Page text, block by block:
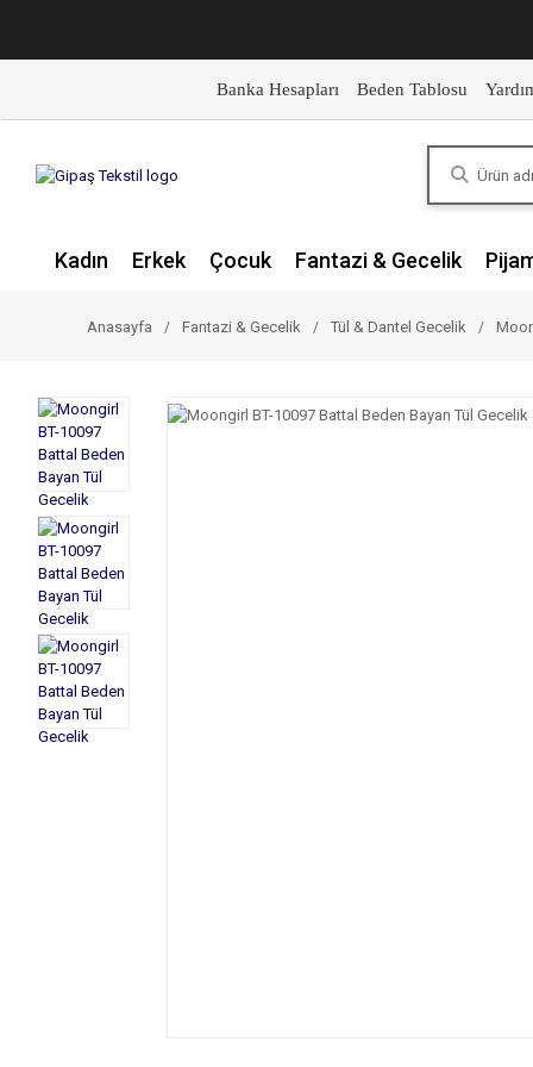
Banka Hesapları Beden Tablosu
Kadın Erkek Çocuk Fantazi & Gecelik
Anasayfa Fantazi & Gecelik Tül & Dantel Gecelik